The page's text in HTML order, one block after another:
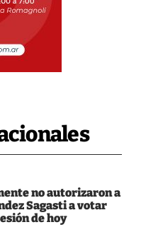
no autorizaron a
Sagasti a votar
de hoy